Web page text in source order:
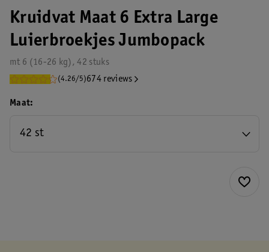
Kruidvat Maat 6 Extra Large
Luierbroekjes Jumbopack
mt 6 (16-26 kg), 42 stuks
(4.26/5)674 reviews
Maat
42 st